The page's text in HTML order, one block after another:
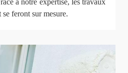
à notre expertise, les travaux
feront sur mesure.